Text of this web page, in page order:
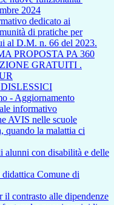
2024
dedicato ai
di pratiche per
al D.M. n. 66 del 2023.
PROPOSTA PA 360
GRATUITI .
- Aggiornamento
informativo
AVIS nelle scuole
quando la malattia ci
alunni con disabilità e delle
didattica Comune di
il contrasto alle dipendenze